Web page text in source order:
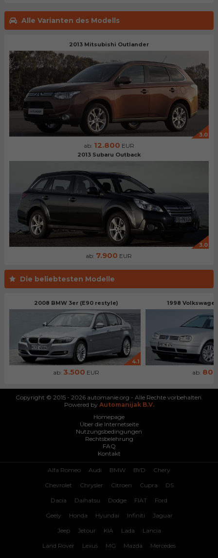
Alle Varianten des Modells
2013 Mitsubishi Outlander
3.0
ab: 12.800 EUR
2013 Subaru Outback
3.0
ab: 7.900 EUR
Die beliebtesten Modelle
2008 BMW 3er (E90 restyle)
4.1
ab: 3.500 EUR
1998
ab: 800
Copyright © 2015 - 2026 automanie.org - Alle Rechte vorbehalten.
Powered by Automanijak B.V.
Homepage
Über die Internetseite
Nutzungsbedingungen
Rechtsbelehrung
FAQ
Kontakt
Alfa Romeo Audi BMW BYD Chery
Chevrolet Chrysler Citroen Cupra DS
Dacia Daihatsu Dodge FIAT Ford
Geely Honda Hyundai Infiniti Jaguar
Jeep Jetour KIA Lada Lancia
Land Rover Lexus MG Mazda Mercedes